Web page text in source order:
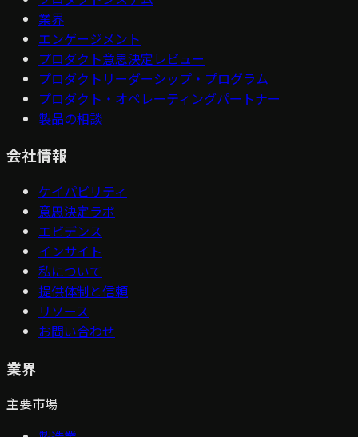
業界
エンゲージメント
プロダクト意思決定レビュー
プロダクトリーダーシップ・プログラム
プロダクト・オペレーティングパートナー
製品の相談
会社情報
ケイパビリティ
意思決定ラボ
エビデンス
インサイト
私について
提供体制と信頼
リソース
お問い合わせ
業界
主要市場